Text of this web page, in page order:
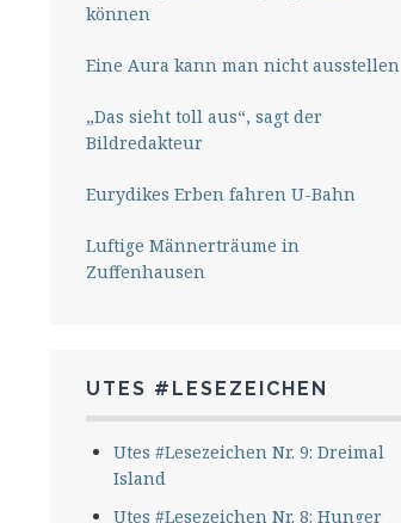
können
Eine Aura kann man nicht ausstellen
„Das sieht toll aus“, sagt der
Bildredakteur
Eurydikes Erben fahren U-Bahn
Luftige Männerträume in
Zuffenhausen
UTES #LESEZEICHEN
Utes #Lesezeichen Nr. 9: Dreimal
Island
Utes #Lesezeichen Nr. 8: Hunger